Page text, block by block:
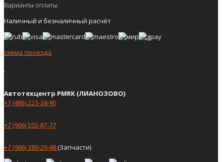
Варианты оплаты:
Наличный и безналичный расчёт
схема проезда
Автотехцентр PMRK (ЛИАНОЗОВО)
+7 (495) 223-38-90
+7 (966) 555-87-77
+7 (966) 389-20-48(Запчасти)